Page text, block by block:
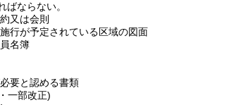
ばならない。
又は会則
行が予定されている区域の図面
名簿
要と認める書類
一部改正)